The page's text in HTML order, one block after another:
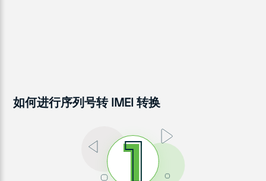
如何进行序列号转 IMEI 转换